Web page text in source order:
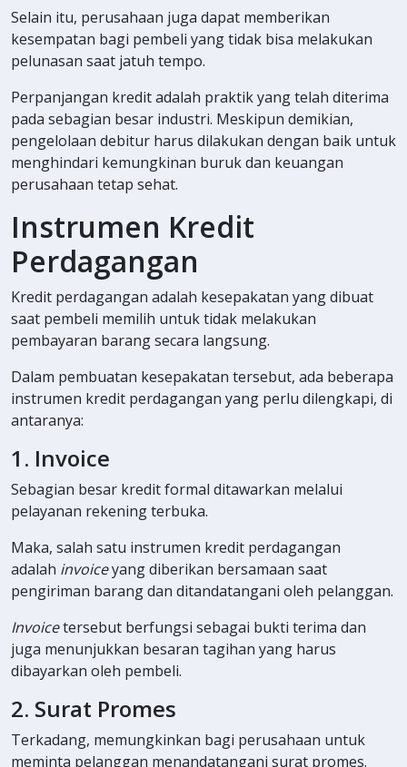
Selain itu, perusahaan juga dapat memberikan
kesempatan bagi pembeli yang tidak bisa melakukan
pelunasan saat jatuh tempo.
Perpanjangan kredit adalah praktik yang telah diterima
pada sebagian besar industri. Meskipun demikian,
pengelolaan debitur harus dilakukan dengan baik untuk
menghindari kemungkinan buruk dan keuangan
perusahaan tetap sehat.
Instrumen Kredit
Perdagangan
Kredit perdagangan adalah kesepakatan yang dibuat
saat pembeli memilih untuk tidak melakukan
pembayaran barang secara langsung.
Dalam pembuatan kesepakatan tersebut, ada beberapa
instrumen kredit perdagangan yang perlu dilengkapi, di
antaranya:
1. Invoice
Sebagian besar kredit formal ditawarkan melalui
pelayanan rekening terbuka.
Maka, salah satu instrumen kredit perdagangan
adalah invoiceyang diberikan bersamaan saat
pengiriman barang dan ditandatangani oleh pelanggan.
Invoicetersebut berfungsi sebagai bukti terima dan
juga menunjukkan besaran tagihan yang harus
dibayarkan oleh pembeli.
2. Surat Promes
Terkadang, memungkinkan bagi perusahaan untuk
meminta pelanggan menandatangani surat promes.